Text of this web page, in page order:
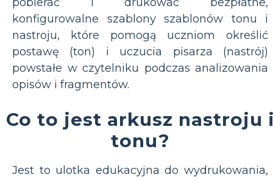
konfigurowalne szablony szablonów tonu i
nastroju, które pomogą uczniom określić
postawę (ton) i uczucia pisarza (nastrój)
powstałe w czytelniku podczas analizowania
opisów i fragmentów.
Co to jest arkusz nastroju
tonu?
Jest to ulotka edukacyjna do wydrukowania,